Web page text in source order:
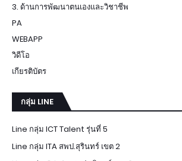
3. ด้านการพัฒนาตนเองและวิชาชีพ
PA
WEBAPP
วิดีโอ
เกียรติบัตร
กลุ่ม LINE
Line กลุ่ม ICT Talent รุ่นที่ 5
Line กลุ่ม ITA สพป.สุรินทร์ เขต 2